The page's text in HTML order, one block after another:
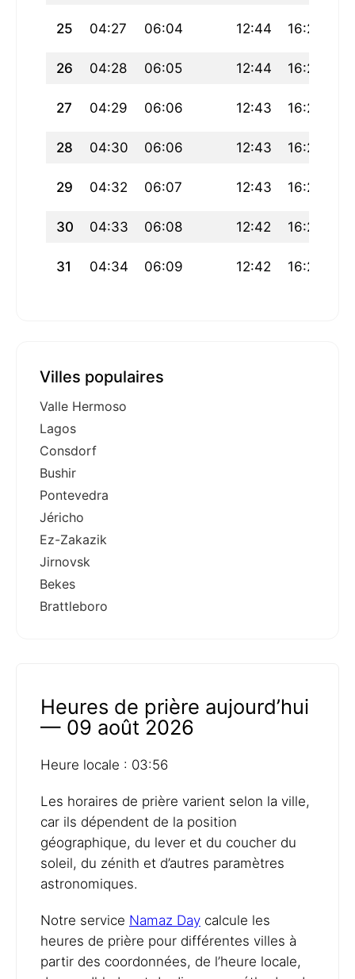
25 04:27 06:04 12:44 16:28
26 04:28 06:05 12:44 16:27
27 04:29 06:06 12:43 16:26
28 04:30 06:06 12:43 16:25
29 04:32 06:07 12:43 16:25
30 04:33 06:08 12:42 16:24
31 04:34 06:09 12:42 16:23
Villes populaires
Valle Hermoso
Lagos
Consdorf
Bushir
Pontevedra
Jéricho
Ez-Zakazik
Jirnovsk
Bekes
Brattleboro
Heures de prière aujourd’hui
— 09 août 2026
Heure locale : 03:56
Les horaires de prière varient selon la ville,
car ils dépendent de la position
géographique, du lever et du coucher du
soleil, du zénith et d’autres paramètres
astronomiques.
Notre service Namaz Day calcule les
heures de prière pour différentes villes à
partir des coordonnées, de l’heure locale,